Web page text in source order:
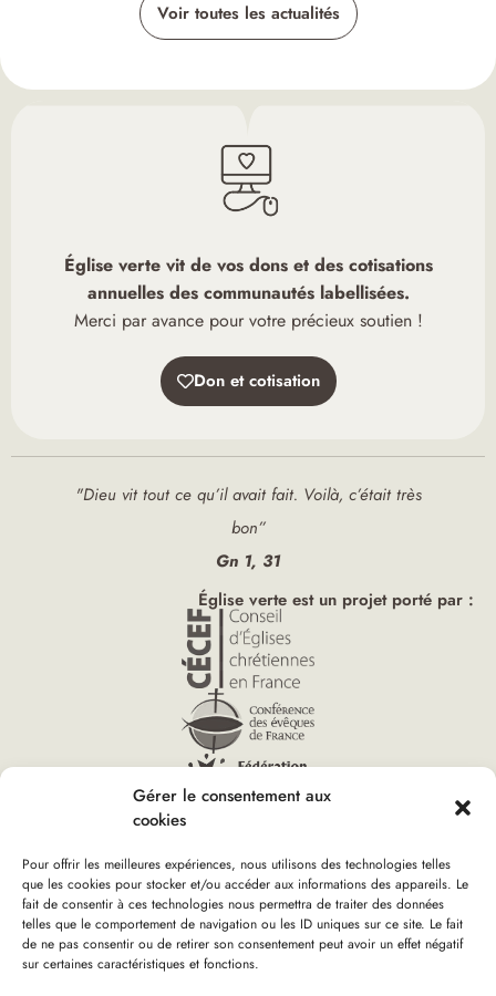
Gérer le consentement aux
cookies
Pour offrir les meilleures expériences, nous utilisons des technologies telles
que les cookies pour stocker et/ou accéder aux informations des appareils. Le
fait de consentir à ces technologies nous permettra de traiter des données
telles que le comportement de navigation ou les ID uniques sur ce site. Le fait
de ne pas consentir ou de retirer son consentement peut avoir un effet négatif
sur certaines caractéristiques et fonctions.
Voir toutes les actualités
Église verte vit de vos dons et des cotisations
annuelles des communautés labellisées.
Merci par avance pour votre précieux soutien !
Don et cotisation
"Dieu vit tout ce qu’il avait fait. Voilà, c’était très
bon”
Gn 1, 31
Église verte est un projet porté par :
Vous êtes ici :
Accueil»Deux pèlerinages passant par des Églises vertes